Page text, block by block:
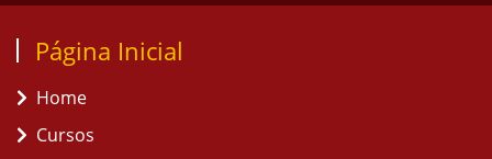
Página Inicial
Home
Cursos